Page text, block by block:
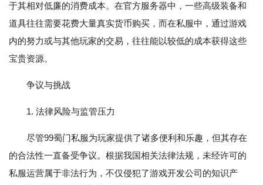
于其相对低廉的消费成本。在官方服务器中，一些高级装备和
道具往往需要花费大量真实货币购买，而在私服中，通过游戏
内的努力或与其他玩家的交易，往往能以较低的成本获得这些
宝贵资源。
争议与挑战
1. 法律风险与监管压力
尽管99蜀门私服为玩家提供了诸多便利和乐趣，但其存在
的合法性一直备受争议。根据我国相关法律法规，未经许可的
私服运营属于非法行为，不仅侵犯了游戏开发公司的知识产